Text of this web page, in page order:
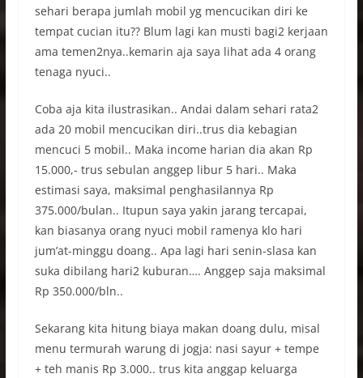
sehari berapa jumlah mobil yg mencucikan diri ke
tempat cucian itu?? Blum lagi kan musti bagi2 kerjaan
ama temen2nya..kemarin aja saya lihat ada 4 orang
tenaga nyuci..
Coba aja kita ilustrasikan.. Andai dalam sehari rata2
ada 20 mobil mencucikan diri..trus dia kebagian
mencuci 5 mobil.. Maka income harian dia akan Rp
15.000,- trus sebulan anggep libur 5 hari.. Maka
estimasi saya, maksimal penghasilannya Rp
375.000/bulan.. Itupun saya yakin jarang tercapai,
kan biasanya orang nyuci mobil ramenya klo hari
jum’at-minggu doang.. Apa lagi hari senin-slasa kan
suka dibilang hari2 kuburan…. Anggep saja maksimal
Rp 350.000/bln..
Sekarang kita hitung biaya makan doang dulu, misal
menu termurah warung di jogja: nasi sayur + tempe
+ teh manis Rp 3.000.. trus kita anggap keluarga